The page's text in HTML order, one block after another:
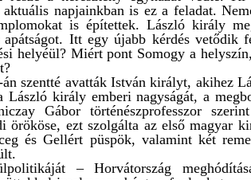
napjainkban is ez a feladat.
is építettek. László király
apátságot. Itt egy újabb kérdés
helyéül? Miért pont Somogy a
án szentté avatták István királyt, akihez
László király emberi nagyságát, a
Gábor történészprofesszor
örököse, ezt szolgálta az első magyar
és Gellért püspök, valamint két
– Horvátország